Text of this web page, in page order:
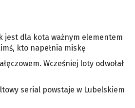
jest dla kota ważnym elementem
kto napełnia miskę
Wcześniej loty odwołał
serial powstaje w Lubelskiem